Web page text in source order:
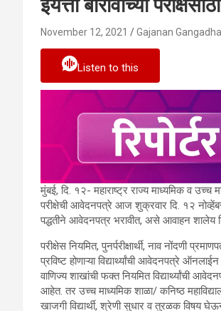
इयत्ता बारावीच्या
November 12, 2021 Gajanan
Listen to this
मुंबई, दि. १२- महाराष्ट्र राज्य माध्यमिक व उच्च
परीक्षेची आवेदनपत्रे आज शुक्रवार दि. १२
पद्धतीने आवेदनपत्र भरावीत, असे आवाहन शालेय
परीक्षेस नियमित, पुनर्परीक्षार्थी, नाव नोंदणी
प्रविष्ट होणाऱ्या विद्यार्थ्यांची आवेदनपत्रे
वाणिज्य शाखांची फक्त नियमित विद्यार्थ्यांची
आहेत. तर उच्च माध्यमिक शाळा/ कनिष्ठ
खाजगी विद्यार्थी, श्रेणी सुधार व तुरळक विषय